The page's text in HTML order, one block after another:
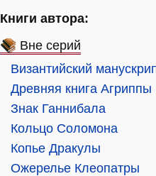
Книги автора:
Вне серий
Византийский
Древняя книга Агриппы
Знак Ганнибала
Кольцо Соломона
Копье Дракулы
Ожерелье Клеопатры